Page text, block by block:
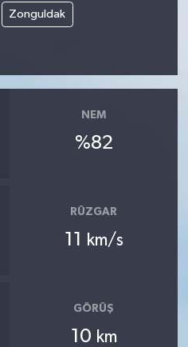
Zonguldak
NEM
%82
RÜZGAR
11 km/s
GÖRÜŞ
10 km